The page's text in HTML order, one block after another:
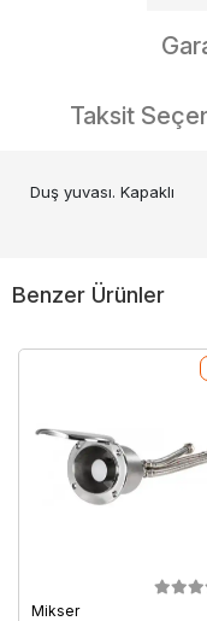
Taksit
Duş yuvası. Kapaklı
Benzer Ürünler
Mikser